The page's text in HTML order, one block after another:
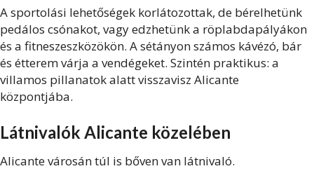
A sportolási lehetőségek korlátozottak, de bérelhetünk
pedálos csónakot, vagy edzhetünk a röplabdapályákon
és a fitneszeszközökön. A sétányon számos kávézó, bár
és étterem várja a vendégeket. Szintén praktikus: a
villamos pillanatok alatt visszavisz Alicante
központjába.
Látnivalók Alicante közelében
Alicante városán túl is bőven van látnivaló.